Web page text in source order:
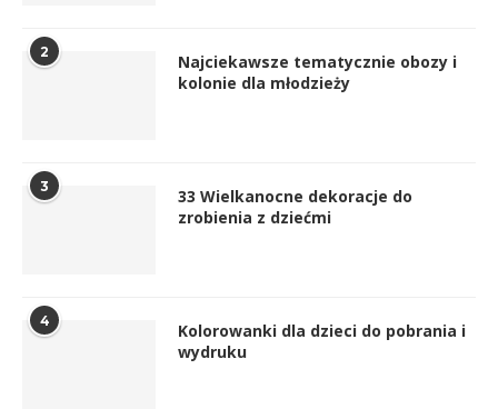
2
Najciekawsze tematycznie obozy i
kolonie dla młodzieży
3
33 Wielkanocne dekoracje do
zrobienia z dziećmi
4
Kolorowanki dla dzieci do pobrania i
wydruku